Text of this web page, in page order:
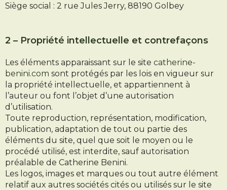
Siège social : 2 rue Jules Jerry, 88190 Golbey
2 – Propriété intellectuelle et contrefaçons
Les éléments apparaissant sur le site catherine-
benini.com sont protégés par les lois en vigueur sur
la propriété intellectuelle, et appartiennent à
l’auteur ou font l’objet d’une autorisation
d’utilisation.
Toute reproduction, représentation, modification,
publication, adaptation de tout ou partie des
éléments du site, quel que soit le moyen ou le
procédé utilisé, est interdite, sauf autorisation
préalable de Catherine Benini.
Les logos, images et marques ou tout autre élément
relatif aux autres sociétés cités ou utilisés sur le site